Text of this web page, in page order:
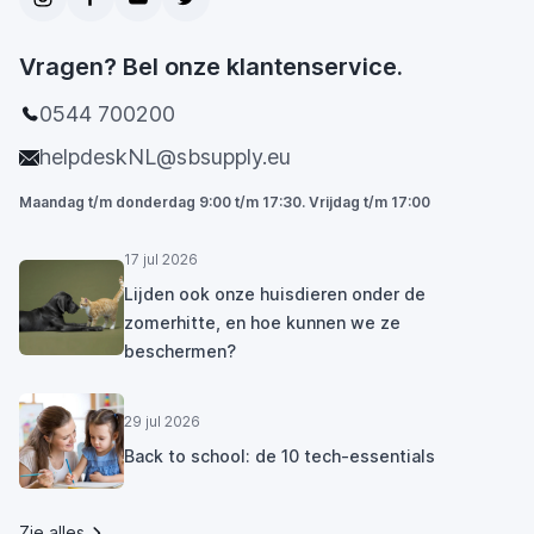
Vragen? Bel onze klantenservice.
0544 700200
helpdeskNL@sbsupply.eu
Maandag t/m donderdag 9:00 t/m 17:30. Vrijdag t/m 17:00
17 jul 2026
Lijden ook onze huisdieren onder de
zomerhitte, en hoe kunnen we ze
beschermen?
29 jul 2026
Back to school: de 10 tech-essentials